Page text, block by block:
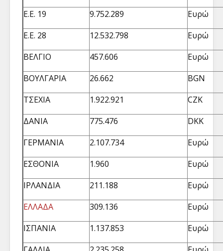
Ε.Ε. 19 9.752.289
Ευρώ
Ε.Ε. 28
12.532.798
Ευρώ
ΒΕΛΓΙΟ
457.606
Ευρώ
ΒΟΥΛΓΑΡΙΑ
26.662
BGN
ΤΣΕΧΙΑ
1.922.921
CZK
ΔΑΝΙΑ
775.476
DKK
ΓΕΡΜΑΝΙΑ
2.107.734
Ευρώ
ΕΣΘΟΝΙΑ
1.960
Ευρώ
ΙΡΛΑΝΔΙΑ
211.188
Ευρώ
ΕΛΛΑΔΑ
309.136
Ευρώ
ΙΣΠΑΝΙΑ
1.137.853
Ευρώ